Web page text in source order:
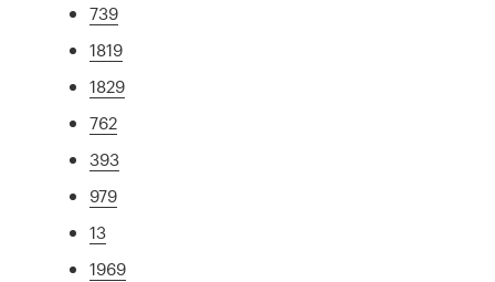
739
1819
1829
762
393
979
13
1969